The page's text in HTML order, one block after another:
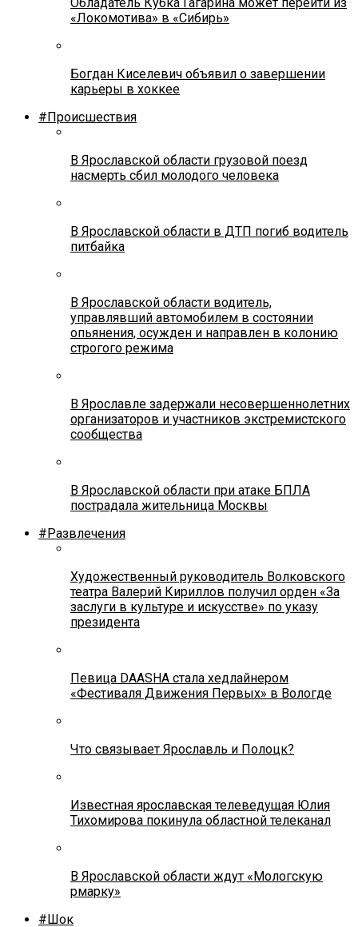
Обладатель Кубка Гагарина может перейти из
«Локомотива» в «Сибирь»
Богдан Киселевич объявил о завершении
карьеры в хоккее
#Происшествия
В Ярославской области грузовой поезд
насмерть сбил молодого человека
В Ярославской области в ДТП погиб водитель
питбайка
В Ярославской области водитель,
управлявший автомобилем в состоянии
опьянения, осужден и направлен в колонию
строгого режима
В Ярославле задержали несовершеннолетних
организаторов и участников экстремистского
сообщества
В Ярославской области при атаке БПЛА
пострадала жительница Москвы
#Развлечения
Художественный руководитель Волковского
театра Валерий Кириллов получил орден «За
заслуги в культуре и искусстве» по указу
президента
Певица DAASHA стала хедлайнером
«Фестиваля Движения Первых» в Вологде
Что связывает Ярославль и Полоцк?
Известная ярославская телеведущая Юлия
Тихомирова покинула областной телеканал
В Ярославской области ждут «Мологскую
рмарку»
#Шок